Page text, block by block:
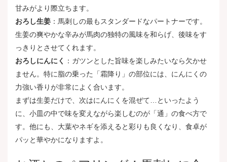
甘みがより際立ちます。
おろし生姜 ：馬刺しの最もスタンダードなパートナーです。
生姜の爽やかな辛みが馬肉の独特の風味を和らげ、後味をす
っきりとさせてくれます。
おろしにんにく
：ガツンとした旨味を楽しみたいなら欠かせ
ません。特に脂の乗った「霜降り」の部位には、にんにくの
力強い香りが非常によく合います。
まずは生姜だけで、次はにんにくを混ぜて…といったよう
に、小皿の中で味を変えながら楽しむのが「通」の食べ方で
す。他にも、大葉やネギを添えると彩りも良くなり、食卓が
パッと華やかになりますよ。